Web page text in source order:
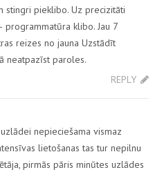
stingri pieklibo. Uz precizitāti
programmatūra klibo. Jau 7
reizes no jauna Uzstādīt
neatpazīst paroles.
REPLY
nepieciešama vismaz
lietošanas tas tur nepilnu
pirmās pāris minūtes uzlādes